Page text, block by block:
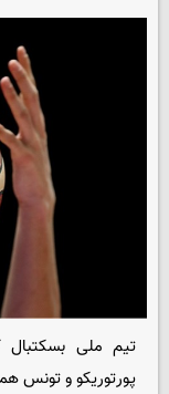
پورتوریکو و تونس